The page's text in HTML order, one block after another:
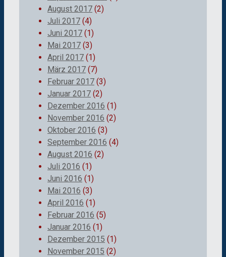
August 2017 (2)
Juli 2017 (4)
Juni 2017 (1)
Mai 2017 (3)
April 2017 (1)
März 2017 (7)
Februar 2017 (3)
Januar 2017 (2)
Dezember 2016 (1)
November 2016 (2)
Oktober 2016 (3)
September 2016 (4)
August 2016 (2)
Juli 2016 (1)
Juni 2016 (1)
Mai 2016 (3)
April 2016 (1)
Februar 2016 (5)
Januar 2016 (1)
Dezember 2015 (1)
November 2015 (2)